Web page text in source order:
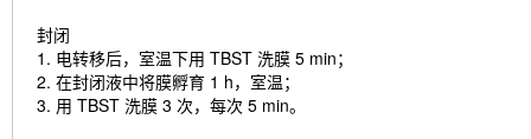
封闭
1. 电转移后，室温下用 TBST 洗膜 5 min；
2. 在封闭液中将膜孵育 1 h，室温；
3. 用 TBST 洗膜 3 次，每次 5 min。